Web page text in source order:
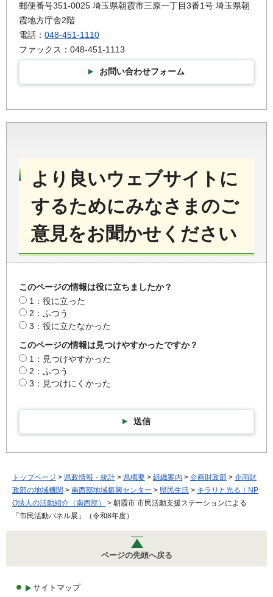
郵便番号351-0025 埼玉県朝霞市三原一丁目3番1号 埼玉県朝
霞地方庁舎2階
電話： 048-451-1110
ファックス：048-451-1113
お問い合わせフォーム
より良いウェブサイトに
するためにみなさまのご
意見をお聞かせください
このページの情報は役に立ちましたか？
1：役に立った
2：ふつう
3：役に立たなかった
このページの情報は見つけやすかったですか？
1：見つけやすかった
2：ふつう
3：見つけにくかった
送信
トップページ > 県政情報・統計 > 県概要 > 組織案内 > 企画財政部 > 企画財
政部の地域機関 > 南西部地域振興センター > 県民生活 > キラリと光る！NP
O法人の活動紹介（南西部）
> 朝霞市 市民活動支援ステーションによる
「市民活動パネル展」（令和8年度）
ページの先頭へ戻る
サイトマップ